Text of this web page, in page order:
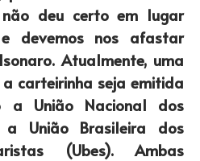
não deu certo em lugar
devemos nos afastar
Atualmente, uma
carteirinha seja emitida
a União Nacional dos
a União Brasileira dos
(Ubes). Ambas